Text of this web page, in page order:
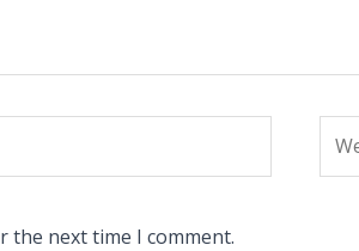
the next time I comment.